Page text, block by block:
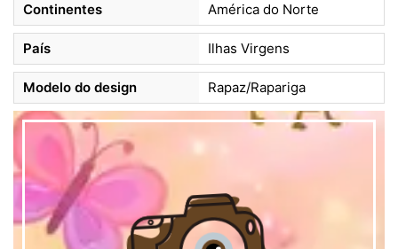
Continentes América do Norte
País Ilhas Virgens
Modelo do design Rapaz/Rapariga